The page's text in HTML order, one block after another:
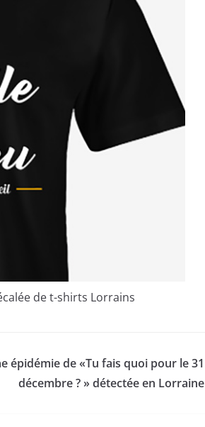
de t-shirts Lorrains
épidémie de «Tu fais quoi pour le 31
décembre ? » détectée en Lorraine